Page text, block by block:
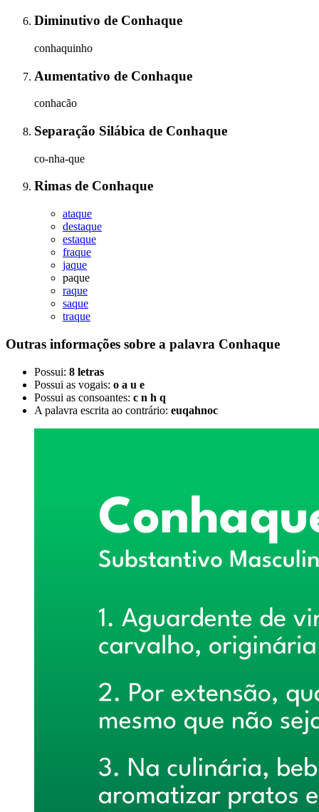
Diminutivo de Conhaque
conhaquinho
Aumentativo de Conhaque
conhacão
Separação Silábica de Conhaque
co-nha-que
Rimas de Conhaque
ataque
destaque
estaque
fraque
jaque
paque
raque
saque
traque
Outras informações sobre a palavra Conhaque
Possui: 8 letras
Possui as vogais: o a u e
Possui as consoantes: c n h q
A palavra escrita ao contrário: euqahnoc